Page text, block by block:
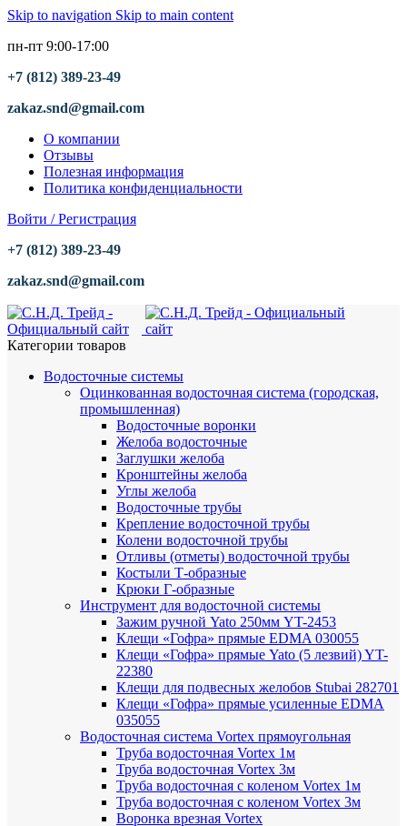
Skip to navigation Skip to main content
пн-пт 9:00-17:00
+7 (812) 389-23-49
zakaz.snd@gmail.com
О компании
Отзывы
Полезная информация
Политика конфиденциальности
Войти / Регистрация
+7 (812) 389-23-49
zakaz.snd@gmail.com
Категории товаров
Водосточные системы
Оцинкованная водосточная система (городская,
промышленная)
Водосточные воронки
Желоба водосточные
Заглушки желоба
Кронштейны желоба
Углы желоба
Водосточные трубы
Крепление водосточной трубы
Колени водосточной трубы
Отливы (отметы) водосточной трубы
Костыли Т-образные
Крюки Г-образные
Инструмент для водосточной системы
Зажим ручной Yato 250мм YT-2453
Клещи «Гофра» прямые EDMA 030055
Клещи «Гофра» прямые Yato (5 лезвий) YT-
22380
Клещи для подвесных желобов Stubai 282701
Клещи «Гофра» прямые усиленные EDMA
035055
Водосточная система Vortex прямоугольная
Труба водосточная Vortex 1м
Труба водосточная Vortex 3м
Труба водосточная с коленом Vortex 1м
Труба водосточная с коленом Vortex 3м
Воронка врезная Vortex